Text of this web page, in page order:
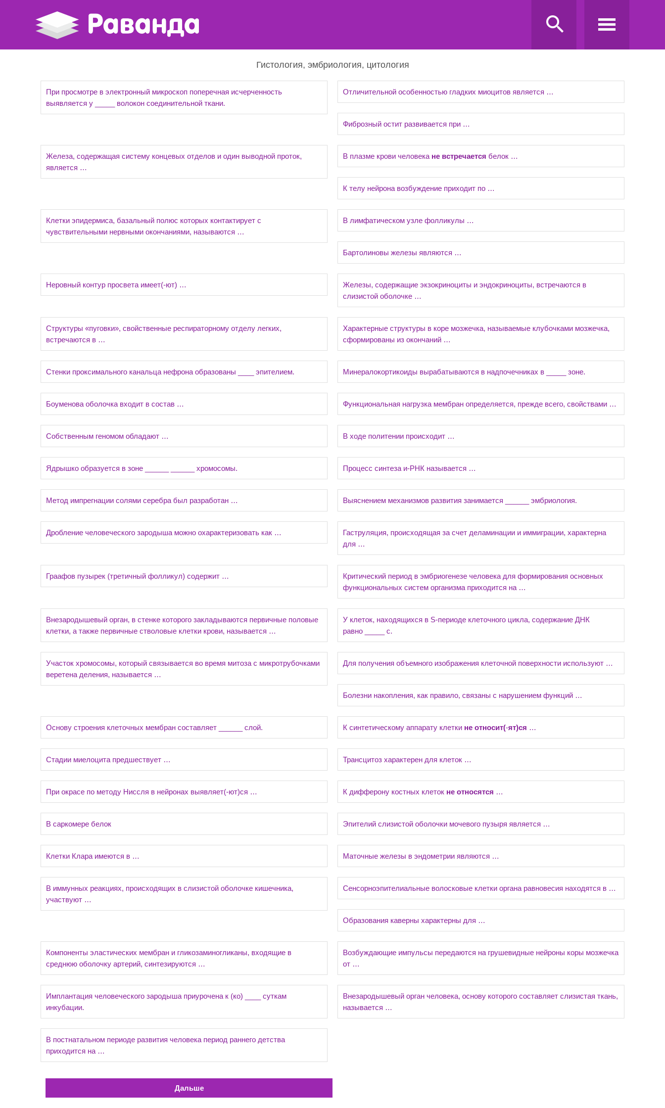
Гистология, эмбриология, цитология
При просмотре в электронный микроскоп поперечная исчерченность
выявляется у _____ волокон соединительной ткани.
Отличительной особенностью гладких миоцитов является …
Фиброзный остит развивается при …
Железа, содержащая систему концевых отделов и один выводной проток,
является …
В плазме крови человека не встречается белок …
К телу нейрона возбуждение приходит по …
Клетки эпидермиса, базальный полюс которых контактирует с
чувствительными нервными окончаниями, называются …
В лимфатическом узле фолликулы …
Бартолиновы железы являются …
Неровный контур просвета имеет(-ют) …
Железы, содержащие экзокриноциты и эндокриноциты, встречаются в
слизистой оболочке …
Структуры «пуговки», свойственные респираторному отделу легких,
встречаются в …
Характерные структуры в коре мозжечка, называемые клубочками мозжечка,
сформированы из окончаний …
Стенки проксимального канальца нефрона образованы ____ эпителием. Минералокортикоиды вырабатываются в надпочечниках в _____ зоне.
Боуменова оболочка входит в состав … Функциональная нагрузка мембран определяется, прежде всего, свойствами …
Собственным геномом обладают … В ходе политении происходит …
Ядрышко образуется в зоне ______ ______ хромосомы. Процесс синтеза и-РНК называется …
Метод импрегнации солями серебра был разработан … Выяснением механизмов развития занимается ______ эмбриология.
Дробление человеческого зародыша можно охарактеризовать как …
Гаструляция, происходящая за счет деламинации и иммиграции, характерна
для …
Граафов пузырек (третичный фолликул) содержит …
Критический период в эмбриогенезе человека для формирования основных
функциональных систем организма приходится на …
Внезародышевый орган, в стенке которого закладываются первичные половые
клетки, а также первичные стволовые клетки крови, называется …
У клеток, находящихся в S-периоде клеточного цикла, содержание ДНК
равно _____ с.
Участок хромосомы, который связывается во время митоза с микротрубочками
веретена деления, называется …
Для получения объемного изображения клеточной поверхности используют …
Болезни накопления, как правило, связаны с нарушением функций …
Основу строения клеточных мембран составляет ______ слой. К синтетическому аппарату клетки не относит(-ят)ся …
Стадии миелоцита предшествует … Трансцитоз характерен для клеток …
При окрасе по методу Ниссля в нейронах выявляет(-ют)ся … К дифферону костных клеток не относятся …
В саркомере белок Эпителий слизистой оболочки мочевого пузыря является …
Клетки Клара имеются в … Маточные железы в эндометрии являются …
В иммунных реакциях, происходящих в слизистой оболочке кишечника,
участвуют …
Сенсорноэпителиальные волосковые клетки органа равновесия находятся в …
Образования каверны характерны для …
Компоненты эластических мембран и гликозаминогликаны, входящие в
среднюю оболочку артерий, синтезируются …
Возбуждающие импульсы передаются на грушевидные нейроны коры мозжечка
от …
Имплантация человеческого зародыша приурочена к (ко) ____ суткам
инкубации.
Внезародышевый орган человека, основу которого составляет слизистая ткань,
называется …
В постнатальном периоде развития человека период раннего детства
приходится на …
Дальше